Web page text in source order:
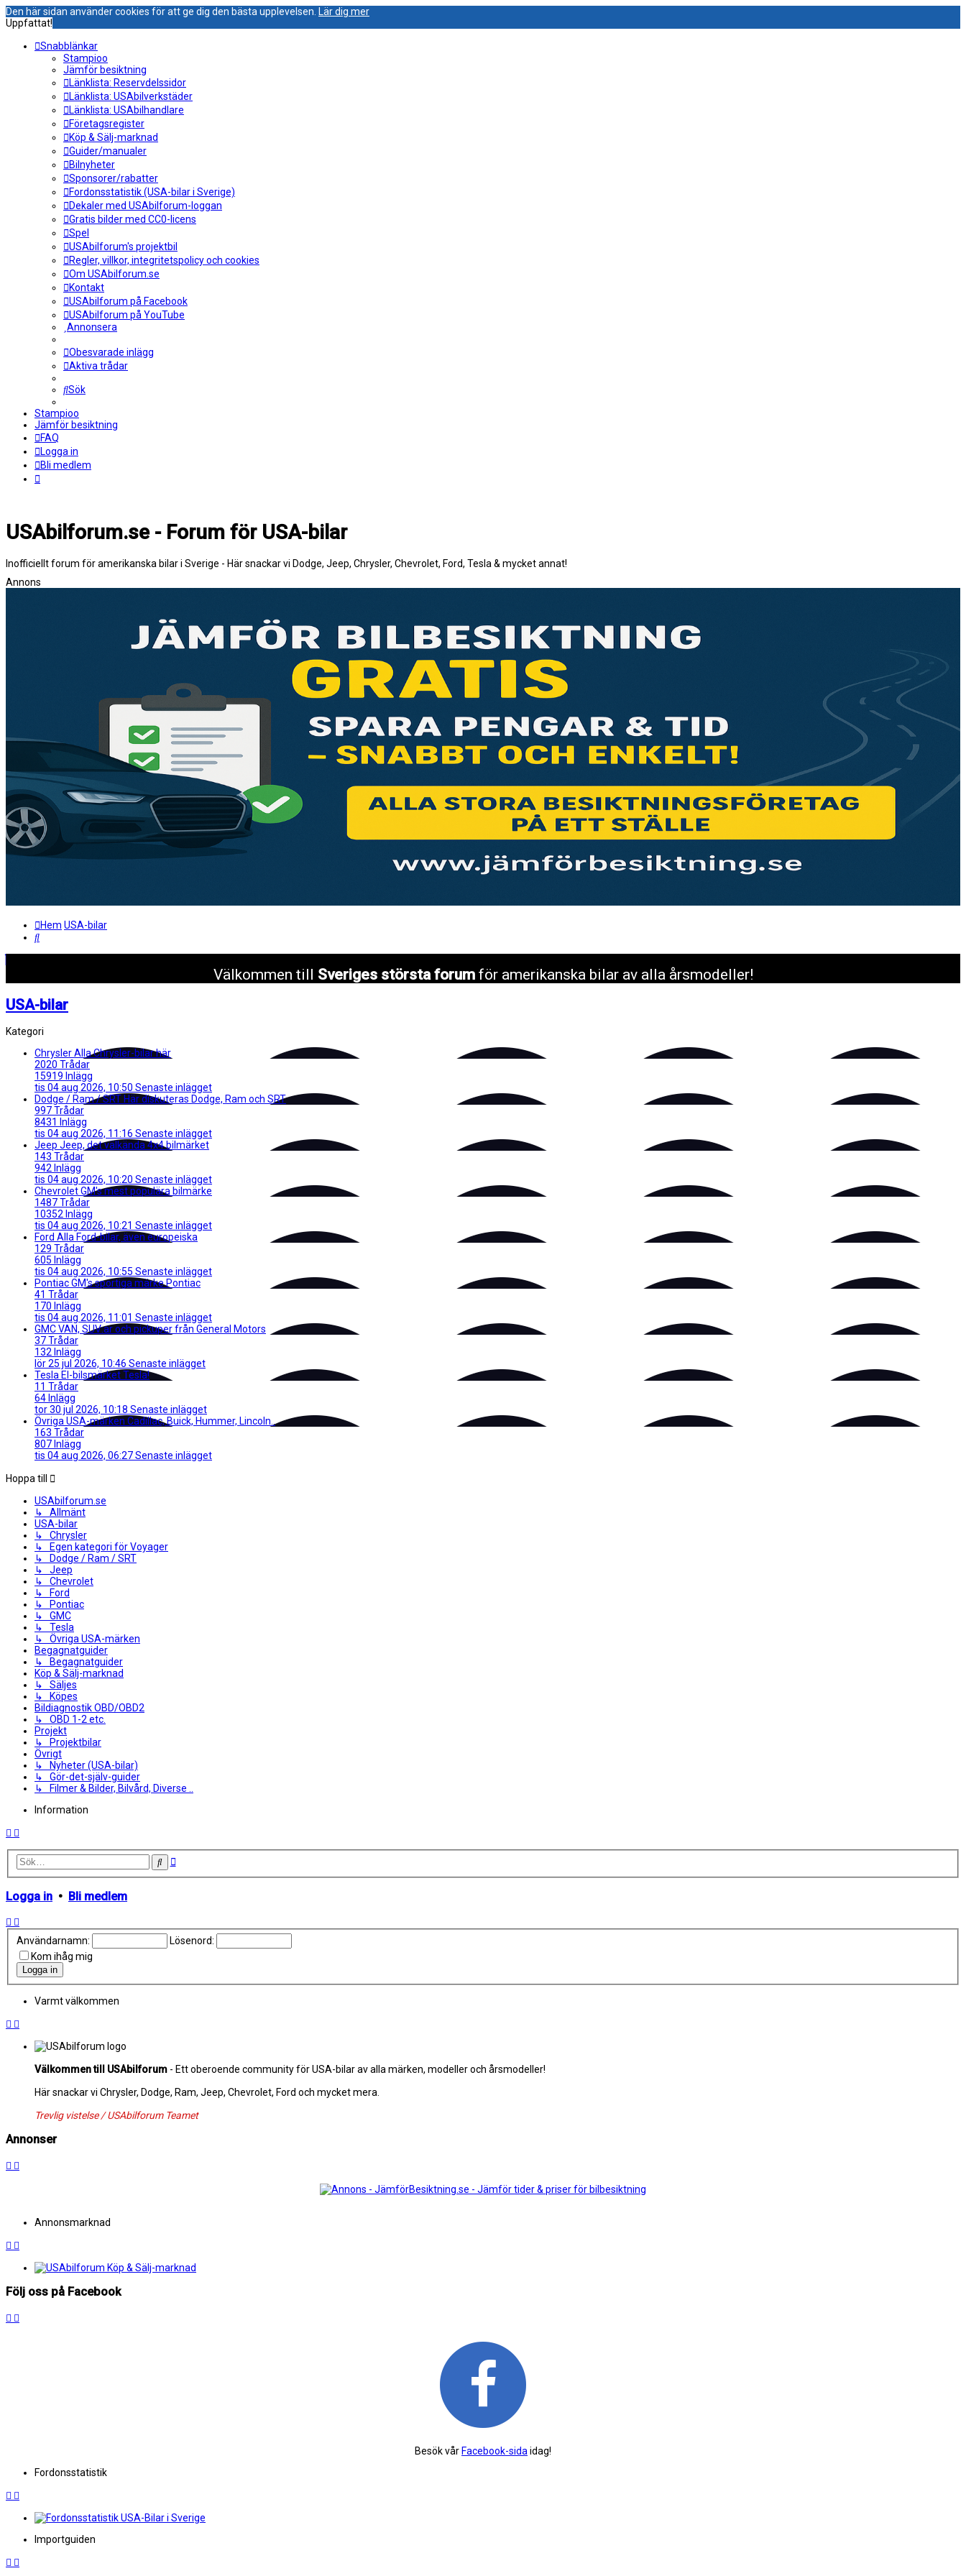
Den här sidan använder cookies för att ge dig den bästa upplevelsen. Lär dig mer
Uppfattat!
Snabblänkar
Stampioo
Jämför besiktning
Länklista: Reservdelssidor
Länklista: USAbilverkstäder
Länklista: USAbilhandlare
Företagsregister
Köp & Sälj-marknad
Guider/manualer
Bilnyheter
Sponsorer/rabatter
Fordonsstatistik (USA-bilar i Sverige)
Dekaler med USAbilforum-loggan
Gratis bilder med CC0-licens
Spel
USAbilforum's projektbil
Regler, villkor, integritetspolicy och cookies
Om USAbilforum.se
Kontakt
USAbilforum på Facebook
USAbilforum på YouTube
Annonsera
Obesvarade inlägg
Aktiva trådar
Sök
Stampioo
Jämför besiktning
FAQ
Logga in
Bli medlem
USAbilforum.se - Forum för USA-bilar
Inofficiellt forum för amerikanska bilar i Sverige - Här snackar vi Dodge, Jeep, Chrysler, Chevrolet, Ford, Tesla & mycket annat!
Annons
Hem USA-bilar
Sök
Välkommen till Sveriges största forumför amerikanska bilar av alla årsmodeller!
USA-bilar
Kategori
ChryslerAlla Chrysler-bilar här
2020 Trådar
15919 Inlägg
tis 04 aug 2026, 10:50 Senaste inlägget
Dodge / Ram / SRT Här diskuteras Dodge, Ram och SRT
997Trådar
8431 Inlägg
tis 04 aug 2026, 11:16 Senaste inlägget
Jeep Jeep, det välkända 4x4 bilmärket
143 Trådar
942 Inlägg
tis 04 aug 2026, 10:20 Senaste inlägget
ChevroletGM's mest populära bilmärke
1487Trådar
10352 Inlägg
tis 04 aug 2026, 10:21 Senaste inlägget
Ford Alla Ford-bilar, även europeiska
129 Trådar
605 Inlägg
tis 04 aug 2026, 10:55 Senaste inlägget
PontiacGM's sportiga märke Pontiac
41 Trådar
170 Inlägg
tis 04 aug 2026, 11:01 Senaste inlägget
GMCVAN, SUV:ar och pickuper från General Motors
37Trådar
132 Inlägg
lör 25 jul 2026, 10:46 Senaste inlägget
Tesla El-bilsmärket Tesla!
11 Trådar
64 Inlägg
tor 30 jul 2026, 10:18 Senaste inlägget
Övriga USA-märken Cadillac, Buick, Hummer, Lincoln..
163 Trådar
807 Inlägg
tis 04 aug 2026, 06:27Senaste inlägget
Hoppa till
USAbilforum.se
↳ Allmänt
USA-bilar
↳ Chrysler
↳ Egen kategori för Voyager
↳ Dodge / Ram / SRT
↳ Jeep
↳ Chevrolet
↳ Ford
↳ Pontiac
↳ GMC
↳ Tesla
↳ Övriga USA-märken
Begagnatguider
↳ Begagnatguider
Köp & Sälj-marknad
↳ Säljes
↳ Köpes
Bildiagnostik OBD/OBD2
↳ OBD 1-2 etc.
Projekt
↳ Projektbilar
Övrigt
↳ Nyheter (USA-bilar)
↳ Gör-det-själv-guider
↳ Filmer & Bilder, Bilvård, Diverse ..
Information
SökAvancerad
Logga in • Bli medlem
Användarnamn:
Lösenord:
Kom ihåg mig
Varmt välkommen
Välkommen till USAbilforum - Ett oberoende community för USA-bilar av alla märken, modeller och årsmodeller!
Här snackar vi Chrysler, Dodge, Ram, Jeep, Chevrolet, Ford och mycket mera.
Trevlig vistelse / USAbilforum Teamet
Annonser
Annonsmarknad
Följ oss på Facebook
Besök vårFacebook-sida idag!
Fordonsstatistik
Importguiden